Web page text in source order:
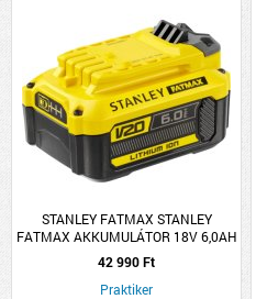
STANLEY FATMAX STANLEY
FATMAX AKKUMULÁTOR 18V 6,0AH
LI-ION
42 990 Ft
Praktiker